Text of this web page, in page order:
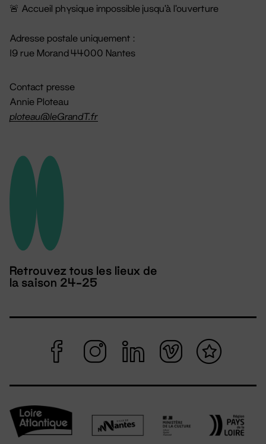
🚨 Accueil physique impossible jusqu'à l'ouverture
Adresse postale uniquement :
19 rue Morand 44000 Nantes
Contact presse
Annie Ploteau
ploteau@leGrandT.fr
Retrouvez tous les lieux de
la saison 24-25